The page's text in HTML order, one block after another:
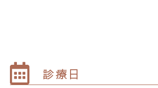
診療日